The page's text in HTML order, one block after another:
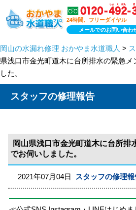
24時間、フリーダイヤル
メールでのお問い合わ
岡山の水漏れ修理 おかやま水道職人 >
県浅口市金光町道木に台所排水の緊急メ
した。
スタッフの修理報告
岡山県浅口市金光町道木に台所排
でお伺いしました。
2021年07月04日 スタッフの修理報